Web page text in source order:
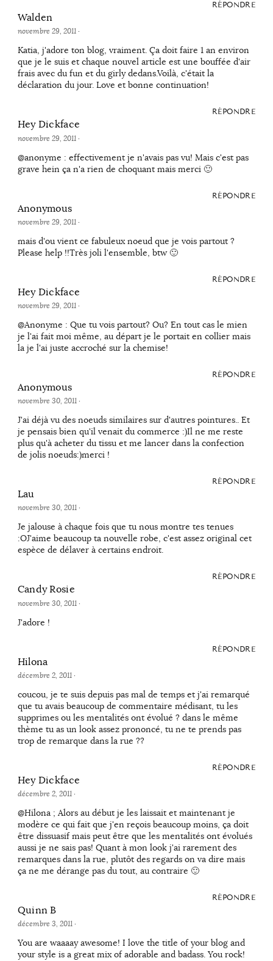
RÉPONDRE
Walden
novembre 29, 2011·
Katia, j'adore ton blog, vraiment. Ça doit faire 1 an environ
que je le suis et chaque nouvel article est une bouffée d'air
frais avec du fun et du girly dedans.Voilà, c'était la
déclaration du jour. Love et bonne continuation!
RÉPONDRE
Hey Dickface
novembre 29, 2011·
@anonyme : effectivement je n'avais pas vu! Mais c'est pas
grave hein ça n'a rien de choquant mais merci 🙂
RÉPONDRE
Anonymous
novembre 29, 2011·
mais d'ou vient ce fabuleux noeud que je vois partout ?
Please help !!Très joli l'ensemble, btw 🙂
RÉPONDRE
Hey Dickface
novembre 29, 2011·
@Anonyme : Que tu vois partout? Ou? En tout cas le mien
je l'ai fait moi même, au départ je le portait en collier mais
la je l'ai juste accroché sur la chemise!
RÉPONDRE
Anonymous
novembre 30, 2011·
J'ai déjà vu des noeuds similaires sur d'autres pointures.. Et
je pensais bien qu'il venait du commerce :)Il ne me reste
plus qu'à acheter du tissu et me lancer dans la confection
de jolis noeuds:)merci !
RÉPONDRE
Lau
novembre 30, 2011·
Je jalouse à chaque fois que tu nous montre tes tenues
:OJ'aime beaucoup ta nouvelle robe, c'est assez original cet
espèce de délaver à certains endroit.
RÉPONDRE
Candy Rosie
novembre 30, 2011·
J'adore !
RÉPONDRE
Hilona
décembre 2, 2011·
coucou, je te suis depuis pas mal de temps et j'ai remarqué
que tu avais beaucoup de commentaire médisant, tu les
supprimes ou les mentalités ont évolué ? dans le même
thème tu as un look assez prononcé, tu ne te prends pas
trop de remarque dans la rue ??
RÉPONDRE
Hey Dickface
décembre 2, 2011·
@Hilona ; Alors au début je les laissait et maintenant je
modère ce qui fait que j'en reçois beaucoup moins, ça doit
être dissuasif mais peut être que les mentalités ont évolués
aussi je ne sais pas! Quant à mon look j'ai rarement des
remarques dans la rue, plutôt des regards on va dire mais
ça ne me dérange pas du tout, au contraire 🙂
RÉPONDRE
Quinn B
décembre 3, 2011·
You are waaaay awesome! I love the title of your blog and
your style is a great mix of adorable and badass. You rock!